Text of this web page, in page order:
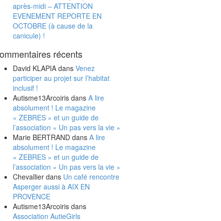
après-midi – ATTENTION
EVENEMENT REPORTE EN
OCTOBRE (à cause de la
canicule) !
récents
David KLAPIA dans Venez
participer au projet sur l’habitat
inclusif !
Autisme13Arcoiris dans A lire
absolument ! Le magazine
« ZEBRES » et un guide de
l’association « Un pas vers la vie »
Marie BERTRAND dans A lire
absolument ! Le magazine
« ZEBRES » et un guide de
l’association « Un pas vers la vie »
Chevallier dans Un café rencontre
Asperger aussi à AIX EN
PROVENCE
Autisme13Arcoiris dans
Association AutieGirls